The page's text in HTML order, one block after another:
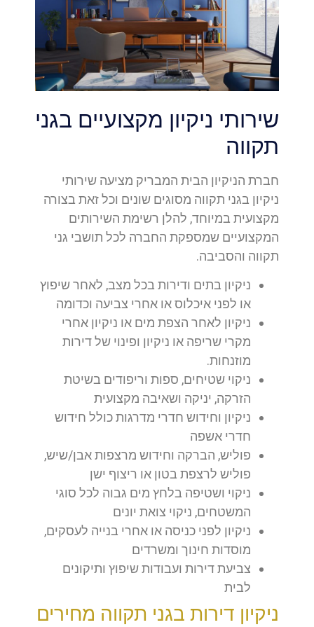
שירותי ניקיון מקצועיים בגני
תקווה
חברת הניקיון הבית המבריק מציעה שירותי
ניקיון בגני תקווה מסוגים שונים וכל זאת בצורה
מקצועית במיוחד, להלן רשימת השירותים
המקצועיים שמספקת החברה לכל תושבי גני
תקווה והסביבה.
ניקיון בתים ודירות בכל מצב, לאחר שיפוץ
או לפני איכלוס או אחרי צביעה וכדומה
ניקיון לאחר הצפת מים או ניקיון אחרי
מקרי שריפה או ניקיון ופינוי של דירות
מוזנחות.
ניקוי שטיחים, ספות וריפודים בשיטת
הזרקה, יניקה ושאיבה מקצועית
ניקיון וחידוש חדרי מדרגות כולל חידוש
חדרי אשפה
פוליש, הברקה וחידוש מרצפות אבן/שיש,
פוליש לרצפת בטון או ריצוף ישן
ניקוי ושטיפה בלחץ מים גבוה לכל סוגי
המשטחים, ניקוי צואת יונים
ניקיון לפני כניסה או אחרי בנייה לעסקים,
מוסדות חינוך ומשרדים
צביעת דירות ועבודות שיפוץ ותיקונים
לבית
ניקיון דירות בגני תקווה מחירים